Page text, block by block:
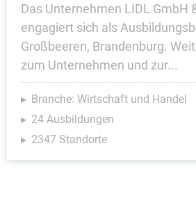
Das Unternehmen LIDL GmbH
engagiert sich als
Großbeeren, Brandenburg.
zum Unternehmen und zur...
Branche: Wirtschaft und Handel
24 Ausbildungen
2347 Standorte